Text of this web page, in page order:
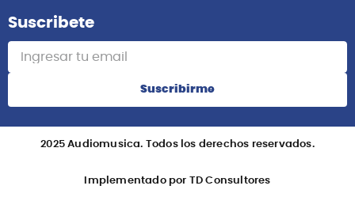
Suscribete
Suscribirme
2025 Audiomusica. Todos los derechos reservados.
Implementado por TD Consultores